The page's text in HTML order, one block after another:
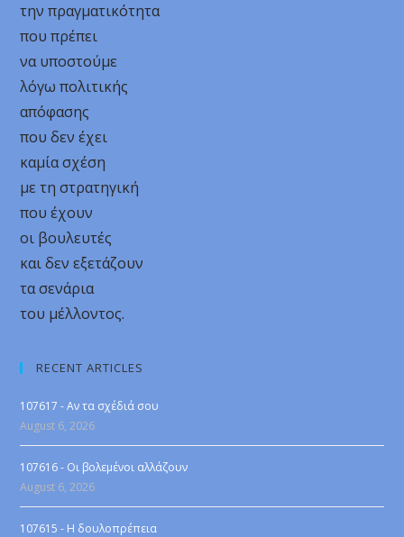
την πραγματικότητα
που πρέπει
να υποστούμε
λόγω πολιτικής
απόφασης
που δεν έχει
καμία σχέση
με τη στρατηγική
που έχουν
οι βουλευτές
και δεν εξετάζουν
τα σενάρια
του μέλλοντος.
RECENT ARTICLES
107617 - Αν τα σχέδιά σου
August 6, 2026
107616 - Οι βολεμένοι αλλάζουν
August 6, 2026
107615 - Η δουλοπρέπεια